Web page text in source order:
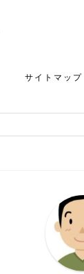
サイトマップ